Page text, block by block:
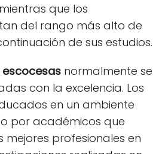
que los
del rango más alto de
de sus estudios.
normalmente se
con la excelencia. Los
en un ambiente
por académicos que
profesionales en